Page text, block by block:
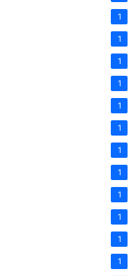
1
1
1
1
1
1
1
1
1
1
1
1